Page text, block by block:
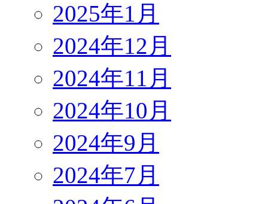
2025年1月
2024年12月
2024年11月
2024年10月
2024年9月
2024年7月